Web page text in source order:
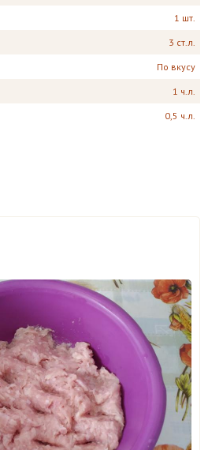
1 шт.
3 ст.л.
По вкусу
1 ч.л.
0,5 ч.л.